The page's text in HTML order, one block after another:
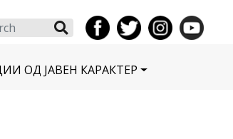
Search
ОД ЈАВЕН КАРАКТЕР